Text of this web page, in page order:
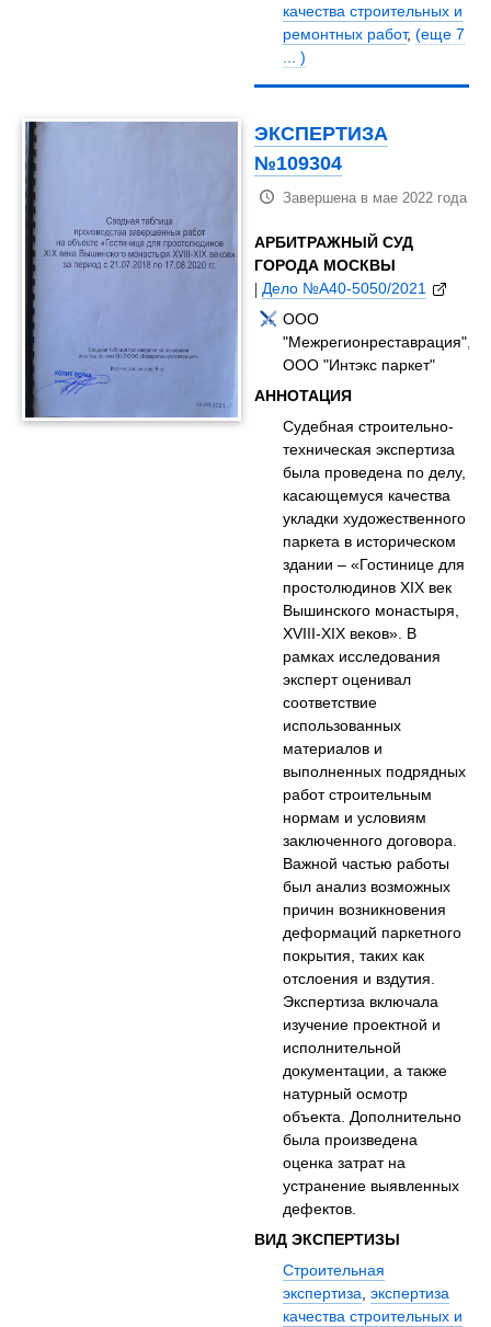
качества строительных и
ремонтных работ,(еще 7
... )
ЭКСПЕРТИЗА
№109304
Завершена в мае 2022 года
АРБИТРАЖНЫЙ СУД
ГОРОДА МОСКВЫ
| Дело №А40-5050/2021
ООО
"Межрегионреставрация",
ООО "Интэкс паркет"
АННОТАЦИЯ
Судебная строительно-
техническая экспертиза
была проведена по делу,
касающемуся качества
укладки художественного
паркета в историческом
здании – «Гостинице для
простолюдинов XIX век
Вышинского монастыря,
XVIII-XIX веков». В
рамках исследования
эксперт оценивал
соответствие
использованных
материалов и
выполненных подрядных
работ строительным
нормам и условиям
заключенного договора.
Важной частью работы
был анализ возможных
причин возникновения
деформаций паркетного
покрытия, таких как
отслоения и вздутия.
Экспертиза включала
изучение проектной и
исполнительной
документации, а также
натурный осмотр
объекта. Дополнительно
была произведена
оценка затрат на
устранение выявленных
дефектов.
ВИД ЭКСПЕРТИЗЫ
Строительная
экспертиза ,экспертиза
качества строительных и